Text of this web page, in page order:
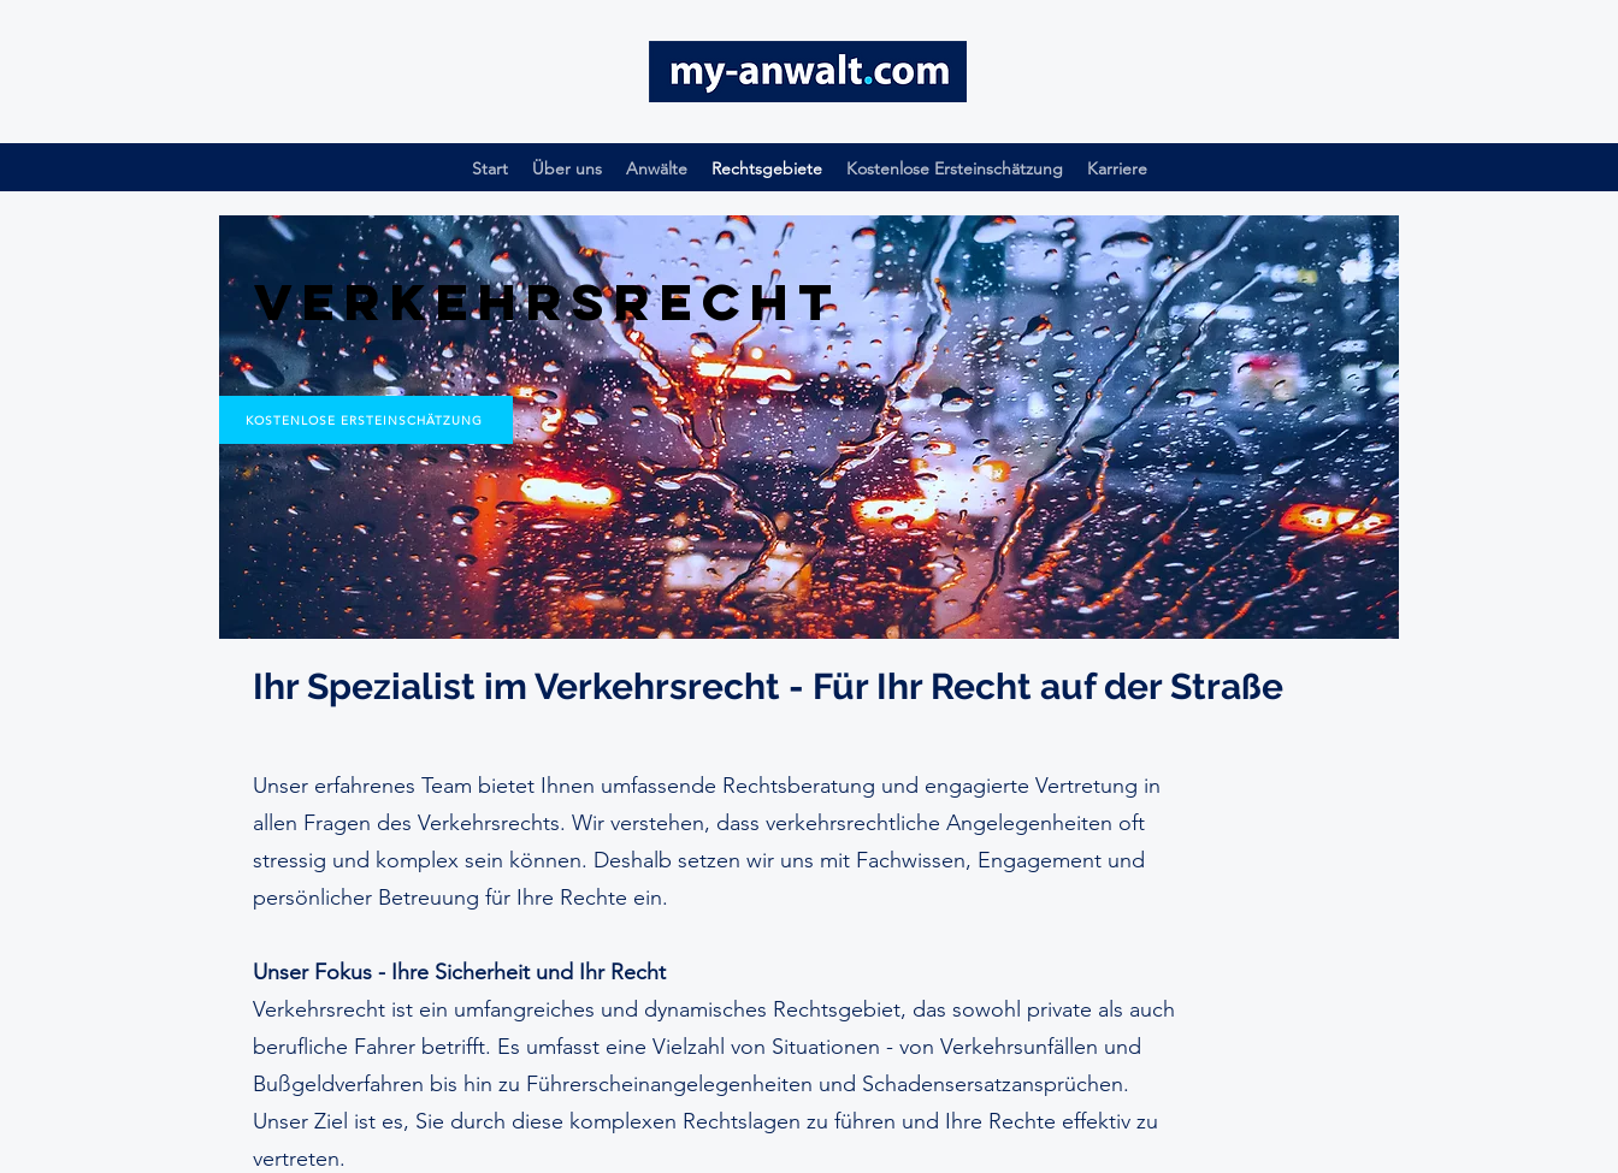
Start Über uns Anwälte Rechtsgebiete Kostenlose Ersteinschätzung Karriere
Verkehrsrecht
KOSTENLOSE ERSTEINSCHÄTZUNG
Ihr Spezialist im Verkehrsrecht - Für Ihr Recht auf der Straße
Unser erfahrenes Team bietet Ihnen umfassende Rechtsberatung und engagierte Vertretung in
allen Fragen des Verkehrsrechts. Wir verstehen, dass verkehrsrechtliche Angelegenheiten oft
stressig und komplex sein können. Deshalb setzen wir uns mit Fachwissen, Engagement und
persönlicher Betreuung für Ihre Rechte ein.
Unser Fokus - Ihre Sicherheit und Ihr Recht
Verkehrsrecht ist ein umfangreiches und dynamisches Rechtsgebiet, das sowohl private als auch
berufliche Fahrer betrifft. Es umfasst eine Vielzahl von Situationen - von Verkehrsunfällen und
Bußgeldverfahren bis hin zu Führerscheinangelegenheiten und Schadensersatzansprüchen.
Unser Ziel ist es, Sie durch diese komplexen Rechtslagen zu führen und Ihre Rechte effektiv zu
vertreten.